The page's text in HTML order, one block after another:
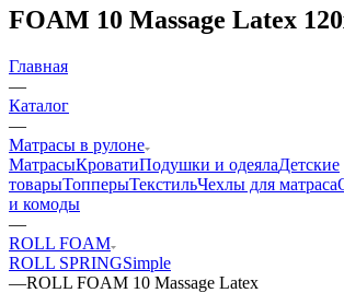
FOAM 10 Massage Latex
Главная
—
Каталог
—
Матрасы в рулоне
МатрасыКроватиПодушки и одеялаДетские
товарыТопперыТекстильЧехлы для матраса
и комоды
—
ROLL FOAM
ROLL SPRINGSimple
—ROLL FOAM 10 Massage Latex